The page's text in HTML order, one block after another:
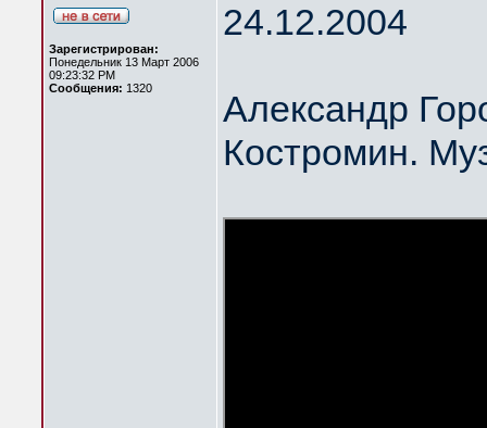
Зарегистрирован:
Понедельник 13 Март 2006
09:23:32 PM
Сообщения: 1320
24.12.2004
Александр
Костромин.